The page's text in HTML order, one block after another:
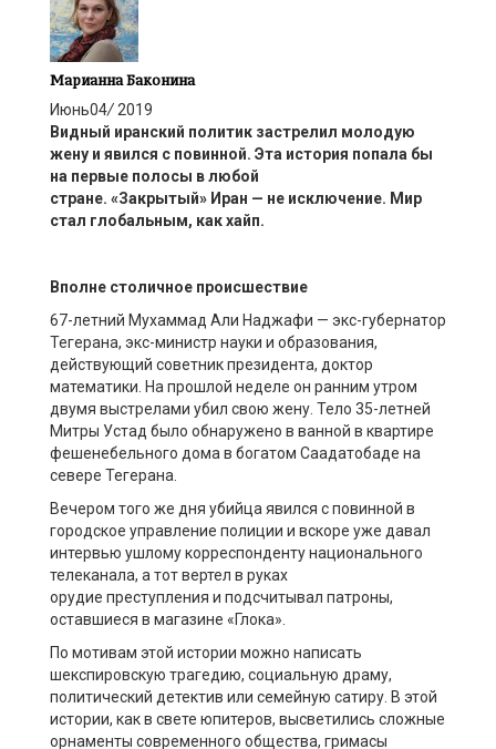
Марианна Баконина
Июнь04/2019
Видный иранский политик застрелил молодую
жену и явился с повинной. Эта история попала бы
на первые полосы в любой
стране. «Закрытый» Иран — не исключение. Мир
стал глобальным, какхайп.
Вполне столичное происшествие
67-летний Мухаммад Али Наджафи — экс-губернатор
Тегерана, экс-министр науки и образования,
действующий советник президента, доктор
математики. На прошлой неделе он ранним утром
двумя выстрелами убил свою жену. Тело 35-летней
Митры Устад было обнаружено в ванной в квартире
фешенебельного дома в богатом Саадатобаде на
севере Тегерана.
Вечером того же дня убийцаявился с повинной в
городское управление полиции и вскоре уже давал
интервью ушлому корреспонденту национального
телеканала, а тот вертел в руках
орудие преступления и подсчитывал патроны,
оставшиеся в магазине «Глока».
По мотивам этой истории можно написать
шекспировскую трагедию, социальную драму,
политический детектив или семейную сатиру. В этой
истории, какв свете юпитеров, высветились сложные
орнаменты современного общества, гримасы